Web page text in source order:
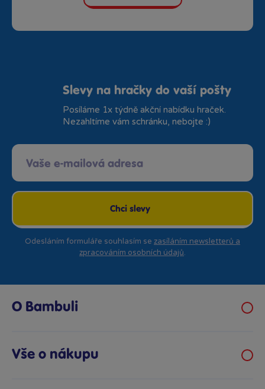
Slevy na hračky do vaší pošty
Posíláme 1x týdně akční nabídku hraček.
Nezahltíme vám schránku, nebojte :)
Chci slevy
Odesláním formuláře souhlasím se zasíláním newsletterů a
zpracováním osobních údajů.
O Bambuli
Prodejny Bambule
Vše o nákupu